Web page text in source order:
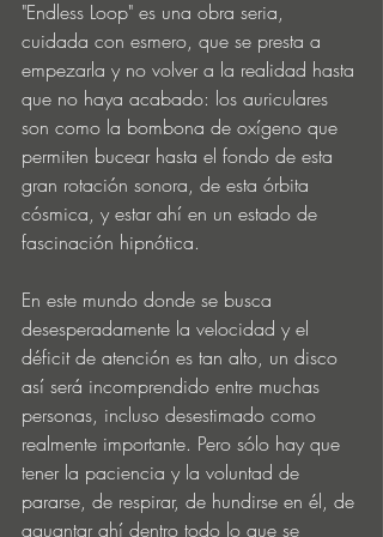
"Endless Loop" es una obra seria,
cuidada con esmero, que se presta a
empezarla y no volver a la realidad hasta
que no haya acabado: los auriculares
son como la bombona de oxígeno que
permiten bucear hasta el fondo de esta
gran rotación sonora, de esta órbita
cósmica, y estar ahí en un estado de
fascinación hipnótica.
En este mundo donde se busca
desesperadamente la velocidad y el
déficit de atención es tan alto, un disco
así será incomprendido entre muchas
personas, incluso desestimado como
realmente importante. Pero sólo hay que
tener la paciencia y la voluntad de
pararse, de respirar, de hundirse en él, de
aguantar ahí dentro todo lo que se